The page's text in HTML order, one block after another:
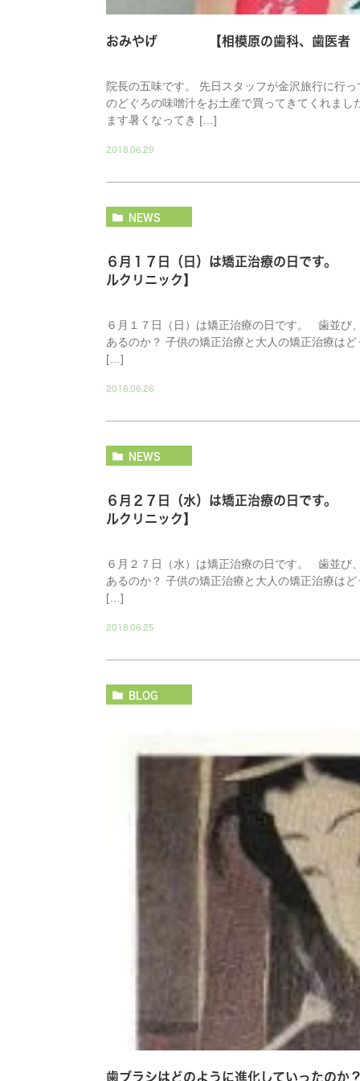
おみやげ 【相模原の歯科、歯医者 五
院長の五味です。 先日スタッフが金沢旅行に行
のどぐろの味噌汁をお土産で買ってきてくれま
ます暑くなってき […]
2018.06.29
NEWS
６月１７日（日）は矯正治療の日で
ルクリニック】
６月１７日（日）は矯正治療の日です。 歯並び
あるのか？ 子供の矯正治療と大人の矯正治療は
[…]
2018.06.26
NEWS
６月２７日（水）は矯正治療の日で
ルクリニック】
６月２７日（水）は矯正治療の日です。 歯並び
あるのか？ 子供の矯正治療と大人の矯正治療は
[…]
2018.06.25
BLOG
歯ブラシはどのように進化していった